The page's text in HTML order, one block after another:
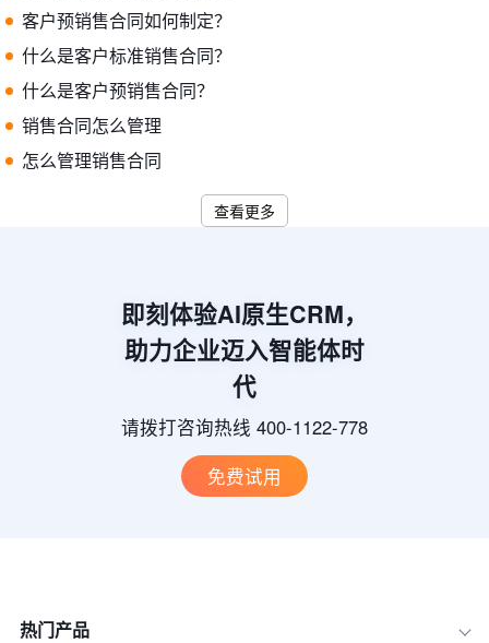
客户预销售合同如何制定？
什么是客户标准销售合同？
什么是客户预销售合同？
销售合同怎么管理
怎么管理销售合同
查看更多
即刻体验AI原生CRM，
助力企业迈入智能体时
代
请拨打咨询热线 400-1122-778
免费试用
热门产品